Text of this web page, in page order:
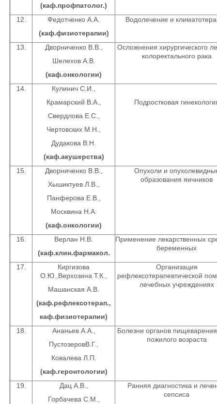
(каф.профпатолог.)
12.
Федотченко А.А.
(каф.физиотерапии)
Водолечение и
13.
Дворниченко В.В.,
Шелехов А.В.
(каф.онкологии)
Осложнения хирургического
колоректального рака
14.
Кулинич С.И.,
Крамарский В.А.,
Свердлова Е.С.,
Чертовских М.Н.,
Дудакова В.Н.
(каф.акушерства)
Подростковая
15.
Дворниченко В.В.,
Хышиктуев Л.В.,
Панферова Е.В.,
Москвина Н.А.
(каф.онкологии)
Опухоли и
образования яичников
16.
Верлан Н.В.
(каф.клин.фармакол.
Применение лекарственных
беременных
17.
Киргизова
О.Ю.,Верхозина Т.К.,
Машанская А.В.
(каф.рефлексотерап.,
каф.физиотерапии)
Организация
рефлексотерапевтической
лечебных учреждениях
18.
Ананьев А.А.,
ПустозеровВ.Г.,
Ковалева Л.П.
(каф.геронтологии)
Болезни органов
пожилого возраста
19.
Дац А.В.,
Горбачева С.М.,
Ранняя диагностика и
сепсиса